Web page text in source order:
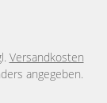
Versandkosten
angegeben.